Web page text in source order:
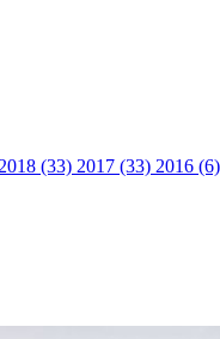
2018 (33) 2017 (33) 2016 (6)